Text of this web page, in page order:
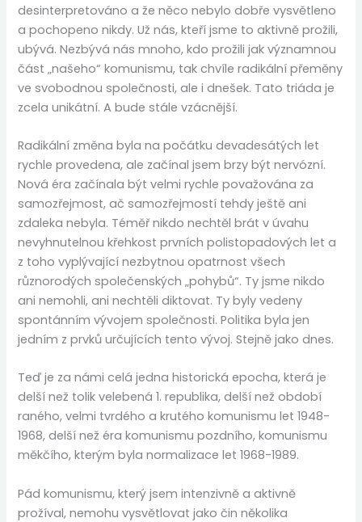
desinterpretováno a že něco nebylo dobře vysvětleno
a pochopeno nikdy. Už nás, kteří jsme to aktivně prožili,
ubývá. Nezbývá nás mnoho, kdo prožili jak významnou
část „našeho“ komunismu, tak chvíle radikální přeměny
ve svobodnou společnosti, ale i dnešek. Tato triáda je
zcela unikátní. A bude stále vzácnější.
Radikální změna byla na počátku devadesátých let
rychle provedena, ale začínal jsem brzy být nervózní.
Nová éra začínala být velmi rychle považována za
samozřejmost, ač samozřejmostí tehdy ještě ani
zdaleka nebyla. Téměř nikdo nechtěl brát v úvahu
nevyhnutelnou křehkost prvních polistopadových let a
z toho vyplývající nezbytnou opatrnost všech
různorodých společenských „pohybů“. Ty jsme nikdo
ani nemohli, ani nechtěli diktovat. Ty byly vedeny
spontánním vývojem společnosti. Politika byla jen
jedním z prvků určujících tento vývoj. Stejně jako dnes.
Teď je za námi celá jedna historická epocha, která je
delší než tolik velebená 1. republika, delší než období
raného, velmi tvrdého a krutého komunismu let 1948-
1968, delší než éra komunismu pozdního, komunismu
měkčího, kterým byla normalizace let 1968-1989.
Pád komunismu, který jsem intenzivně a aktivně
prožíval, nemohu vysvětlovat jako čin několika